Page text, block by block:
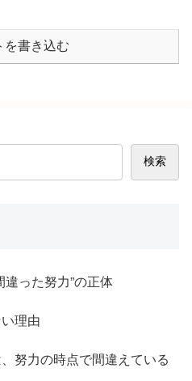
を書き込む
検索
った努力”の正体
理由
努力の時点で間違えている